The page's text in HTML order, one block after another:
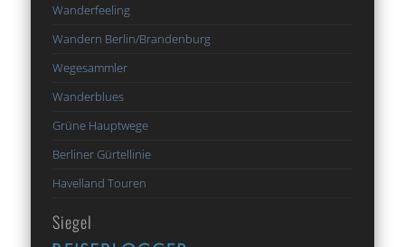
Wanderfeeling
Wandern Berlin/Brandenburg
Wegesammler
Wanderblues
Grüne Hauptwege
Berliner Gürtellinie
Havelland Touren
Siegel